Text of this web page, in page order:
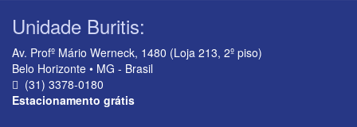
Unidade Buritis:
Av. Profº Mário Werneck, 1480 (Loja 213, 2º piso)
Belo Horizonte • MG - Brasil
(31) 3378-0180
Estacionamento grátis